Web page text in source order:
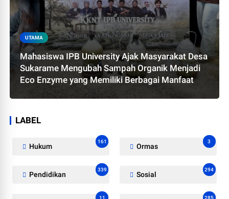
UTAMA
Mahasiswa IPB University Ajak Masyarakat Desa
Sukarame Mengubah Sampah Organik Menjadi
Eco Enzyme yang Memiliki Berbagai Manfaat
LABEL
Hukum
161
Ormas
3
Pendidikan
339
Sosial
294
11 285